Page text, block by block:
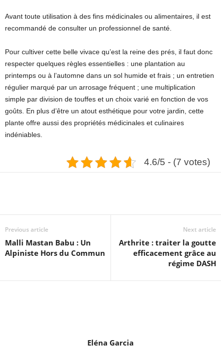
Avant toute utilisation à des fins médicinales ou alimentaires, il est
recommandé de consulter un professionnel de santé.
Pour cultiver cette belle vivace qu’est la reine des prés, il faut donc
respecter quelques règles essentielles : une plantation au
printemps ou à l’automne dans un sol humide et frais ; un entretien
régulier marqué par un arrosage fréquent ; une multiplication
simple par division de touffes et un choix varié en fonction de vos
goûts. En plus d’être un atout esthétique pour votre jardin, cette
plante offre aussi des propriétés médicinales et culinaires
indéniables.
4.6/5 - (7 votes)
Previous article
Malli Mastan Babu : Un
Alpiniste Hors du Commun
Next article
Arthrite : traiter la goutte
efficacement grâce au
régime DASH
Eléna Garcia